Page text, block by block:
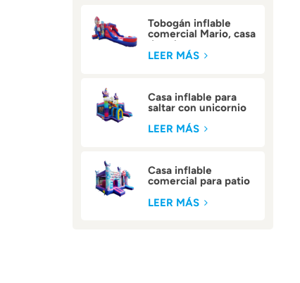
Tobogán inflable
comercial Mario, casa
de rebote
LEER MÁS
Casa inflable para
saltar con unicornio
LEER MÁS
Casa inflable
comercial para patio
LEER MÁS